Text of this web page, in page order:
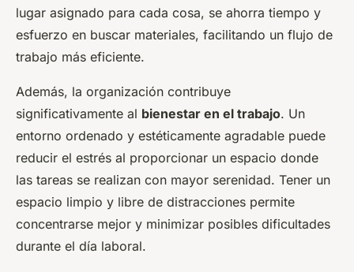
lugar asignado para cada cosa, se ahorra tiempo y
esfuerzo en buscar materiales, facilitando un flujo de
trabajo más eficiente.
Además, la organización contribuye
significativamente al bienestar en el trabajo. Un
entorno ordenado y estéticamente agradable puede
reducir el estrés al proporcionar un espacio donde
las tareas se realizan con mayor serenidad. Tener un
espacio limpio y libre de distracciones permite
concentrarse mejor y minimizar posibles dificultades
durante el día laboral.